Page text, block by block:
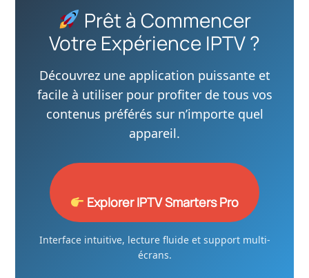
Prêt à Commencer
Votre Expérience IPTV ?
Découvrez une application puissante et
facile à utiliser pour profiter de tous vos
contenus préférés sur n’importe quel
appareil.
Explorer IPTV Smarters Pro
Interface intuitive, lecture fluide et support multi-
écrans.